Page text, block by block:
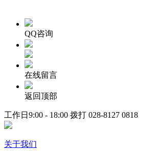
QQ咨询
在线留言
返回顶部
工作日9:00 - 18:00 拨打 028-8127 0818
关于我们